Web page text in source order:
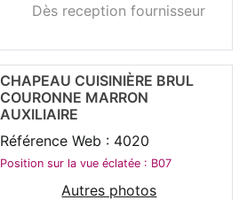
Dès reception fournisseur
CHAPEAU CUISINIÈRE BRUL
COURONNE MARRON
AUXILIAIRE
Référence Web : 4020
Position sur la vue éclatée : B07
Autres photos